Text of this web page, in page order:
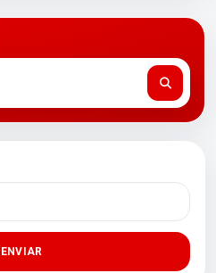
ENVIAR